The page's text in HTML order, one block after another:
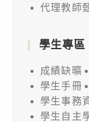
代理教師
學生專區
成績缺曠
學生手冊
學生事務
學生自主